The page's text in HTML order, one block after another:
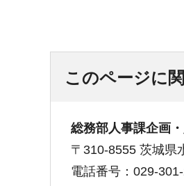
このページに
総務部人事課企画
〒310-8555 茨城県
電話番号：029-